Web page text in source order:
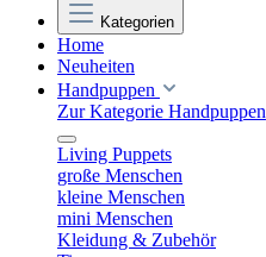
Kategorien
Home
Neuheiten
Handpuppen
Zur Kategorie Handpuppen
Living Puppets
große Menschen
kleine Menschen
mini Menschen
Kleidung & Zubehör